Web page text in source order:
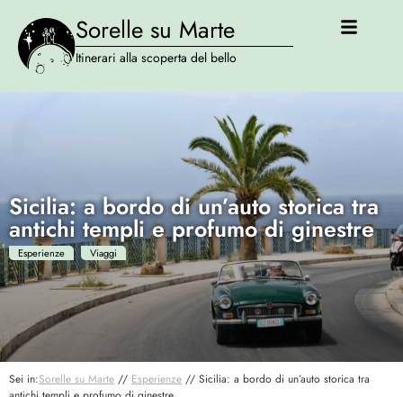
Sorelle su Marte
Itinerari alla scoperta del bello
Sicilia: a bordo di un’auto storica tra
antichi templi e profumo di ginestre
Esperienze Viaggi
Sei in:Sorelle su Marte // Esperienze // Sicilia: a bordo di un’auto storica tra